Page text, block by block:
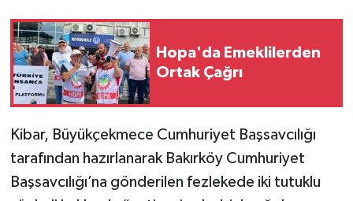
Hopa'da Emeklilerden
Ortak Çağrı
Kibar, Büyükçekmece Cumhuriyet Başsavcılığı
tarafından hazırlanarak Bakırköy Cumhuriyet
Başsavcılığı’na gönderilen fezlekede iki tutuklu